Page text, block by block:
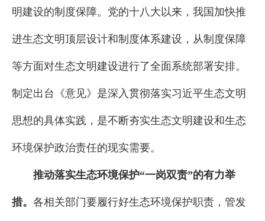
明建设的制度保障。党的十八大以来，我国加快推
进生态文明顶层设计和制度体系建设，从制度保障
等方面对生态文明建设进行了全面系统部署安排。
制定出台《意见》是深入贯彻落实习近平生态文明
思想的具体实践，是不断夯实生态文明建设和生态
环境保护政治责任的现实需要。
推动落实生态环境保护“一岗双责”的有力举
措。 各相关部门要履行好生态环境保护职责，管发